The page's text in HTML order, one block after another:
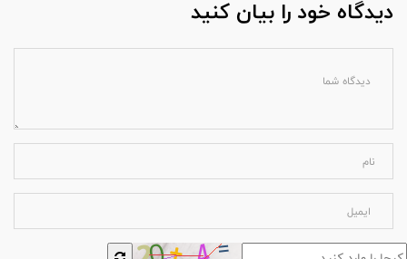
دیدگاه خود را بیان کنید